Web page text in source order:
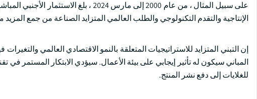
الإنتاجية والتقدم التكنولوجي والطلب العالمي المتزايد الصناعة من جمع المزيد من الاستثمارات التي تبلغ 93.6
إن التبني المتزايد للاستراتيجيات المتعلقة بالنمو الاقتصادي العالمي
المباني سيكون له تأثير إيجابي على بيئة الأعمال. سيؤدي الابتكار المستمر في
للغلايات إلى دفع نشر المنتج.